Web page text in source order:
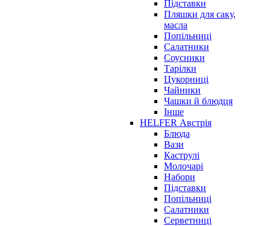
Підставки
Пляшки для саку,
масла
Попільниці
Салатники
Соусники
Тарілки
Цукорниці
Чайники
Чашки й блюдця
Інше
HELFER Австрія
Блюда
Вази
Каструлі
Молочарі
Набори
Підставки
Попільниці
Салатники
Серветниці